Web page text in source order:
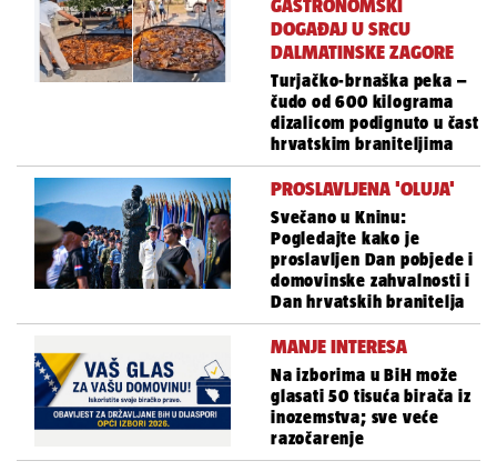
GASTRONOMSKI
DOGAĐAJ U SRCU
DALMATINSKE ZAGORE
Turjačko-brnaška peka –
čudo od 600 kilograma
dizalicom podignuto u čast
hrvatskim braniteljima
PROSLAVLJENA 'OLUJA'
Svečano u Kninu:
Pogledajte kako je
proslavljen Dan pobjede i
domovinske zahvalnosti i
Dan hrvatskih branitelja
MANJE INTERESA
Na izborima u BiH može
glasati 50 tisuća birača iz
inozemstva; sve veće
razočarenje